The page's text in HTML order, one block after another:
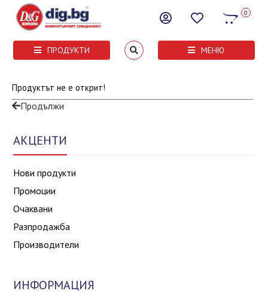
0
ПРОДУКТИ МЕНЮ
Продуктът не е открит!
Продължи
АКЦЕНТИ
Нови продукти
Промоции
Очаквани
Разпродажба
Производители
ИНФОРМАЦИЯ